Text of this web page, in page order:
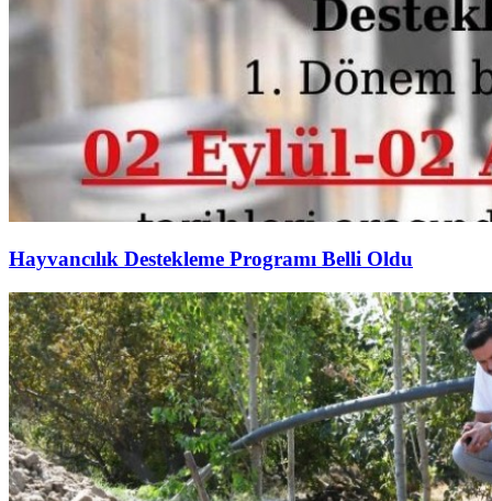
Hayvancılık Destekleme Programı Belli Oldu